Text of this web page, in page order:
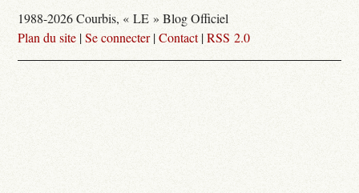
1988-2026 Courbis, « LE » Blog Officiel
Plan du site |Se connecter|Contact|RSS 2.0